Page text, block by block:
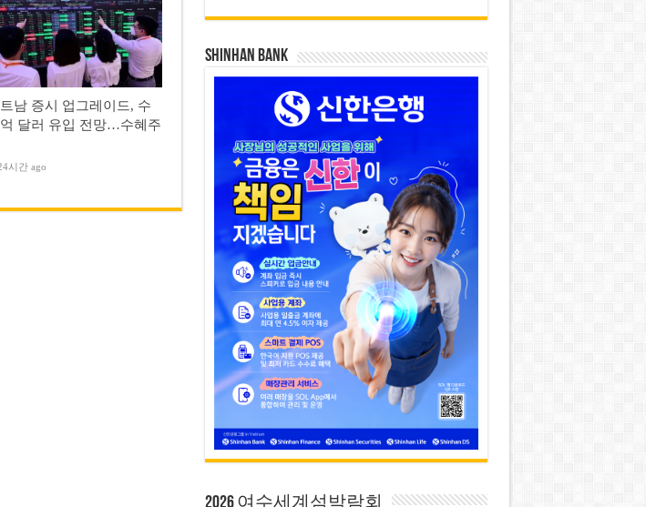
남 증시 업그레이드, 수
달러 유입 전망…수혜주
시간 ago
SHINHAN BANK
2026 여수세계섬박람회